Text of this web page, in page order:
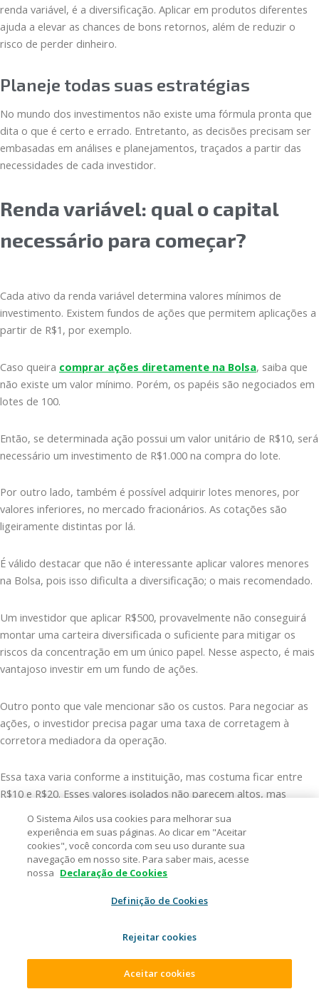
renda variável, é a diversificação. Aplicar em produtos diferentes
ajuda a elevar as chances de bons retornos, além de reduzir o
risco de perder dinheiro.
Planeje todas suas estratégias
No mundo dos investimentos não existe uma fórmula pronta que
dita o que é certo e errado. Entretanto, as decisões precisam ser
embasadas em análises e planejamentos, traçados a partir das
necessidades de cada investidor.
Renda variável: qual o capital
necessário para começar?
Cada ativo da renda variável determina valores mínimos de
investimento. Existem fundos de ações que permitem aplicações a
partir de R$1, por exemplo.
Caso queira comprar ações diretamente na Bolsa, saiba que
não existe um valor mínimo. Porém, os papéis são negociados em
lotes de 100.
Então, se determinada ação possui um valor unitário de R$10, será
necessário um investimento de R$1.000 na compra do lote.
Por outro lado, também é possível adquirir lotes menores, por
valores inferiores, no mercado fracionários. As cotações são
ligeiramente distintas por lá.
É válido destacar que não é interessante aplicar valores menores
na Bolsa, pois isso dificulta a diversificação; o mais recomendado.
Um investidor que aplicar R$500, provavelmente não conseguirá
montar uma carteira diversificada o suficiente para mitigar os
riscos da concentração em um único papel. Nesse aspecto, é mais
vantajoso investir em um fundo de ações.
Outro ponto que vale mencionar são os custos. Para negociar as
ações, o investidor precisa pagar uma taxa de corretagem à
corretora mediadora da operação.
Essa taxa varia conforme a instituição, mas costuma ficar entre
R$10 e R$20. Esses valores isolados não parecem altos, mas
Para compensar esse custo, os papéis precisam valorizar muito;
algo que nem sempre acontece.
Além da taxa de corretagem, há o IR. Nas ações, a alíquota
investidor fica isento de realizar vendas menores do que R$20 mil
Conheça os investimentos financeiros da Ailos: produtos
O Sistema Ailos usa cookies para melhorar sua
experiência em suas páginas. Ao clicar em "Aceitar
cookies", você concorda com seu uso durante sua
navegação em nosso site. Para saber mais, acesse
nossa Declaração de Cookies
Definição de Cookies
Rejeitar cookies
Aceitar cookies